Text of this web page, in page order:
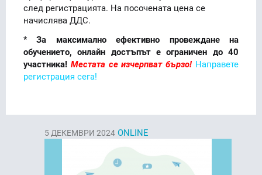
след регистрацията. На посочената цена се
начислява ДДС.
*За максимално ефективно провеждане на
обучението, онлайн достъпът е ог­ра­ни­чен до 40
участника! Местата се изчерпват бързо! Направете
регистрация сега!
5 ДЕКЕМВРИ 2024 ONLINE